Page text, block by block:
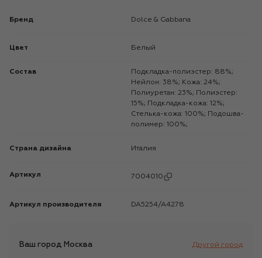
Бренд Dolce & Gabbana
Цвет Белый
Состав
Подкладка-полиэстер: 88%;
Нейлон: 38%; Кожа: 24%;
Полиуретан: 23%; Полиэстер:
15%; Подкладка-кожа: 12%;
Стелька-кожа: 100%; Подошва-
полимер: 100%;
Страна дизайна Италия
Артикул 7004010
Артикул производителя DA5254/A4278
Ваш город Москва Другой город